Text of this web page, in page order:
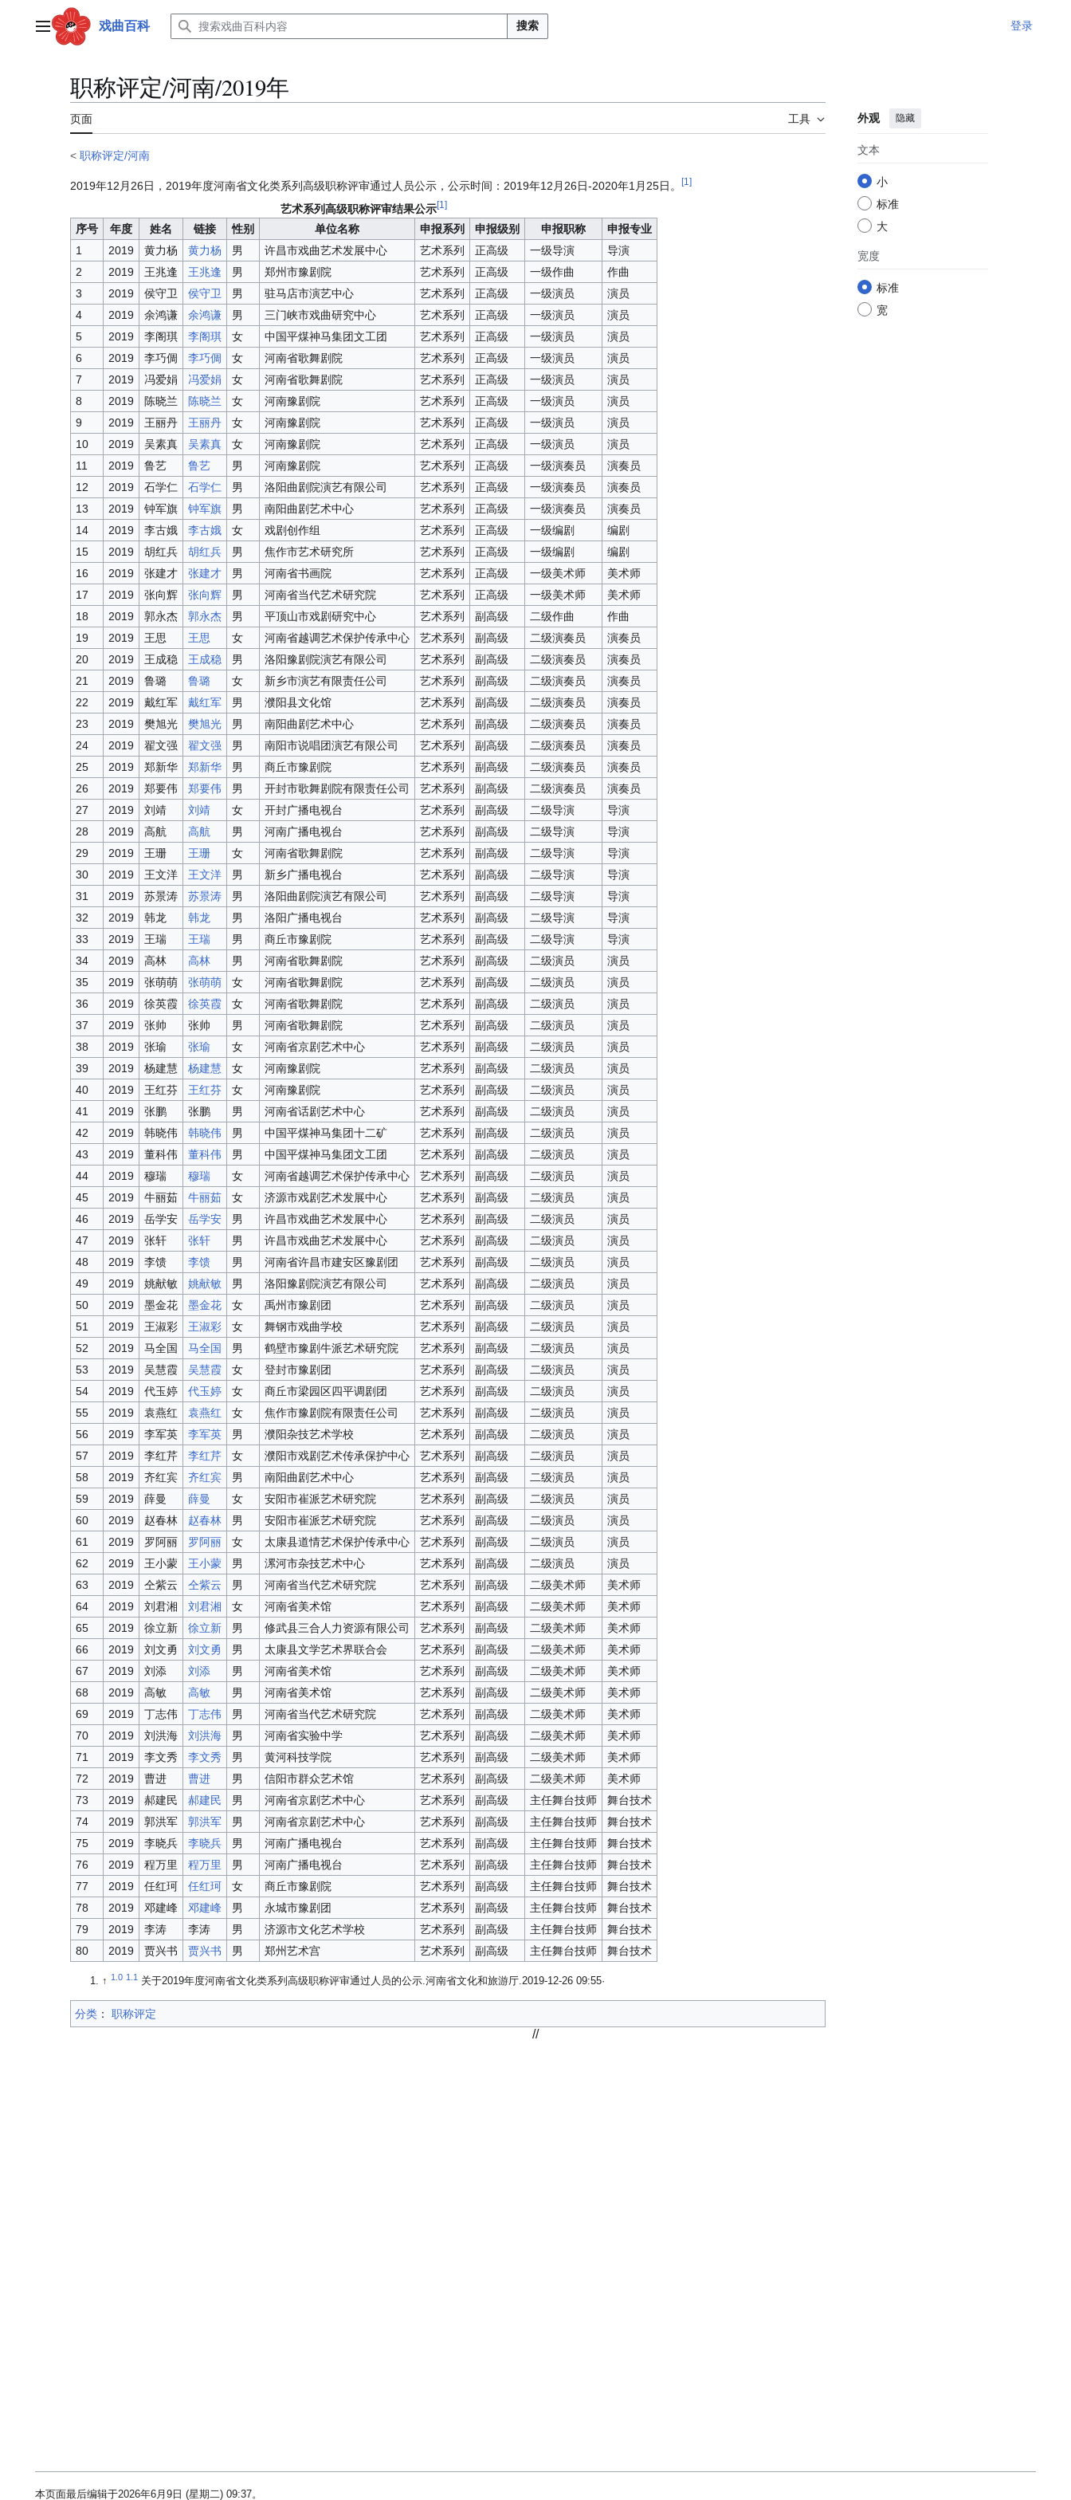
主菜单 戏曲百科 搜索 登录
职称评定/河南/2019年
页面 工具 外观 隐藏
文本
小
标准
大
宽度
标准
宽
< 职称评定/河南
2019年12月26日，2019年度河南省文化类系列高级职称评审通过人员公示，公示时间：2019年12月26日-2020年1月25日。 [1 ]
艺术系列高级职称评审结果公示[1 ]
序号 年度 姓名 链接 性别 单位名称 申报系列 申报级别 申报职称
申报专业
1
2019 黄力杨 黄力杨 男 许昌市戏曲艺术发展中心 艺术系列 正高级 一级导演
导演
2
2019 王兆逢 王兆逢 男 郑州市豫剧院 艺术系列 正高级 一级作曲
作曲
3
2019 侯守卫 侯守卫 男 驻马店市演艺中心 艺术系列 正高级 一级演员
演员
4
2019 余鸿谦 余鸿谦 男 三门峡市戏曲研究中心 艺术系列 正高级 一级演员
演员
5
2019 李阁琪 李阁琪 女 中国平煤神马集团文工团 艺术系列 正高级 一级演员
演员
6
2019 李巧倜 李巧倜 女 河南省歌舞剧院 艺术系列 正高级 一级演员
演员
7
2019 冯爱娟 冯爱娟 女 河南省歌舞剧院 艺术系列 正高级 一级演员
演员
8
2019 陈晓兰 陈晓兰 女 河南豫剧院 艺术系列 正高级 一级演员
演员
9
2019 王丽丹 王丽丹 女 河南豫剧院 艺术系列 正高级 一级演员
演员
10
2019 吴素真 吴素真 女 河南豫剧院 艺术系列 正高级 一级演员
演员
11
2019 鲁艺 鲁艺 男 河南豫剧院 艺术系列 正高级 一级演奏员
演奏员
12
2019 石学仁 石学仁 男 洛阳曲剧院演艺有限公司 艺术系列 正高级 一级演奏员
演奏员
13
2019 钟军旗 钟军旗 男 南阳曲剧艺术中心 艺术系列 正高级 一级演奏员
演奏员
14
2019 李古娥 李古娥 女 戏剧创作组 艺术系列 正高级 一级编剧
编剧
15
2019 胡红兵 胡红兵 男 焦作市艺术研究所 艺术系列 正高级 一级编剧
编剧
16
2019 张建才 张建才 男 河南省书画院 艺术系列 正高级 一级美术师
美术师
17
2019 张向辉 张向辉 男 河南省当代艺术研究院 艺术系列 正高级 一级美术师
美术师
18
2019 郭永杰 郭永杰 男 平顶山市戏剧研究中心 艺术系列 副高级 二级作曲
作曲
19
2019 王思 王思 女 河南省越调艺术保护传承中心 艺术系列 副高级 二级演奏员
演奏员
20
2019 王成稳 王成稳 男 洛阳豫剧院演艺有限公司 艺术系列 副高级 二级演奏员
演奏员
21
2019 鲁璐 鲁璐 女 新乡市演艺有限责任公司 艺术系列 副高级 二级演奏员
演奏员
22
2019 戴红军 戴红军 男 濮阳县文化馆 艺术系列 副高级 二级演奏员
演奏员
23
2019 樊旭光 樊旭光 男 南阳曲剧艺术中心 艺术系列 副高级 二级演奏员
演奏员
24
2019 翟文强 翟文强 男 南阳市说唱团演艺有限公司 艺术系列 副高级 二级演奏员
演奏员
25
2019 郑新华 郑新华 男 商丘市豫剧院 艺术系列 副高级 二级演奏员
演奏员
26
2019 郑要伟 郑要伟 男 开封市歌舞剧院有限责任公司 艺术系列 副高级 二级演奏员
演奏员
27
2019 刘靖 刘靖 女 开封广播电视台 艺术系列 副高级 二级导演
导演
28
2019 高航 高航 男 河南广播电视台 艺术系列 副高级 二级导演
导演
29
2019 王珊 王珊 女 河南省歌舞剧院 艺术系列 副高级 二级导演
导演
30
2019 王文洋 王文洋 男 新乡广播电视台 艺术系列 副高级 二级导演
导演
31
2019 苏景涛 苏景涛 男 洛阳曲剧院演艺有限公司 艺术系列 副高级 二级导演
导演
32
2019 韩龙 韩龙 男 洛阳广播电视台 艺术系列 副高级 二级导演
导演
33
2019 王瑞 王瑞 男 商丘市豫剧院 艺术系列 副高级 二级导演
导演
34
2019 高林 高林 男 河南省歌舞剧院 艺术系列 副高级 二级演员
演员
35
2019 张萌萌 张萌萌 女 河南省歌舞剧院 艺术系列 副高级 二级演员
演员
36
2019 徐英霞 徐英霞 女 河南省歌舞剧院 艺术系列 副高级 二级演员
演员
37
2019 张帅 张帅 男 河南省歌舞剧院 艺术系列 副高级 二级演员
演员
38
2019 张瑜 张瑜 女 河南省京剧艺术中心 艺术系列 副高级 二级演员
演员
39
2019 杨建慧 杨建慧 女 河南豫剧院 艺术系列 副高级 二级演员
演员
40
2019 王红芬 王红芬 女 河南豫剧院 艺术系列 副高级 二级演员
演员
41
2019 张鹏 张鹏 男 河南省话剧艺术中心 艺术系列 副高级 二级演员
演员
42
2019 韩晓伟 韩晓伟 男 中国平煤神马集团十二矿 艺术系列 副高级 二级演员
演员
43
2019 董科伟 董科伟 男 中国平煤神马集团文工团 艺术系列 副高级 二级演员
演员
44
2019 穆瑞 穆瑞 女 河南省越调艺术保护传承中心 艺术系列 副高级 二级演员
演员
45
2019 牛丽茹 牛丽茹 女 济源市戏剧艺术发展中心 艺术系列 副高级 二级演员
演员
46
2019 岳学安 岳学安 男 许昌市戏曲艺术发展中心 艺术系列 副高级 二级演员
演员
47
2019 张轩 张轩 男 许昌市戏曲艺术发展中心 艺术系列 副高级 二级演员
演员
48
2019 李馈 李馈 男 河南省许昌市建安区豫剧团 艺术系列 副高级 二级演员
演员
49
2019 姚献敏 姚献敏 男 洛阳豫剧院演艺有限公司 艺术系列 副高级 二级演员
演员
50
2019 墨金花 墨金花 女 禹州市豫剧团 艺术系列 副高级 二级演员
演员
51
2019 王淑彩 王淑彩 女 舞钢市戏曲学校 艺术系列 副高级 二级演员
演员
52
2019 马全国 马全国 男 鹤壁市豫剧牛派艺术研究院 艺术系列 副高级 二级演员
演员
53
2019 吴慧霞 吴慧霞 女 登封市豫剧团 艺术系列 副高级 二级演员
演员
54
2019 代玉婷 代玉婷 女 商丘市梁园区四平调剧团 艺术系列 副高级 二级演员
演员
55
2019 袁燕红 袁燕红 女 焦作市豫剧院有限责任公司 艺术系列 副高级 二级演员
演员
56
2019 李军英 李军英 男 濮阳杂技艺术学校 艺术系列 副高级 二级演员
演员
57
2019 李红芹 李红芹 女 濮阳市戏剧艺术传承保护中心 艺术系列 副高级 二级演员
演员
58
2019 齐红宾 齐红宾 男 南阳曲剧艺术中心 艺术系列 副高级 二级演员
演员
59
2019 薛曼 薛曼 女 安阳市崔派艺术研究院 艺术系列 副高级 二级演员
演员
60
2019 赵春林 赵春林 男 安阳市崔派艺术研究院 艺术系列 副高级 二级演员
演员
61
2019 罗阿丽 罗阿丽 女 太康县道情艺术保护传承中心 艺术系列 副高级 二级演员
演员
62
2019 王小蒙 王小蒙 男 漯河市杂技艺术中心 艺术系列 副高级 二级演员
演员
63
2019 仝紫云 仝紫云 男 河南省当代艺术研究院 艺术系列 副高级 二级美术师
美术师
64
2019 刘君湘 刘君湘 女 河南省美术馆 艺术系列 副高级 二级美术师
美术师
65
2019 徐立新 徐立新 男 修武县三合人力资源有限公司 艺术系列 副高级 二级美术师
美术师
66
2019 刘文勇 刘文勇 男 太康县文学艺术界联合会 艺术系列 副高级 二级美术师
美术师
67
2019 刘添 刘添 男 河南省美术馆 艺术系列 副高级 二级美术师
美术师
68
2019 高敏 高敏 男 河南省美术馆 艺术系列 副高级 二级美术师
美术师
69
2019 丁志伟 丁志伟 男 河南省当代艺术研究院 艺术系列 副高级 二级美术师
美术师
70
2019 刘洪海 刘洪海 男 河南省实验中学 艺术系列 副高级 二级美术师
美术师
71
2019 李文秀 李文秀 男 黄河科技学院 艺术系列 副高级 二级美术师
美术师
72
2019 曹进 曹进 男 信阳市群众艺术馆 艺术系列 副高级 二级美术师
美术师
73
2019 郝建民 郝建民 男 河南省京剧艺术中心 艺术系列 副高级 主任舞台技师
舞台技术
74
2019 郭洪军 郭洪军 男 河南省京剧艺术中心 艺术系列 副高级 主任舞台技师
舞台技术
75
2019 李晓兵 李晓兵 男 河南广播电视台 艺术系列 副高级 主任舞台技师
舞台技术
76
2019 程万里 程万里 男 河南广播电视台 艺术系列 副高级 主任舞台技师
舞台技术
77
2019 任红珂 任红珂 女 商丘市豫剧院 艺术系列 副高级 主任舞台技师
舞台技术
78
2019 邓建峰 邓建峰 男 永城市豫剧团 艺术系列 副高级 主任舞台技师
舞台技术
79
2019 李涛 李涛 男 济源市文化艺术学校 艺术系列 副高级 主任舞台技师
舞台技术
80
2019 贾兴书 贾兴书 男 郑州艺术宫 艺术系列 副高级 主任舞台技师 舞台技术
↑1.0 1.1 关于2019年度河南省文化类系列高级职称评审通过人员的公示.河南省文化和旅游厅.2019-12-26 09:55·
分类 ：​ 职称评定
//
本页面最后编辑于2026年6月9日 (星期二) 09:37。